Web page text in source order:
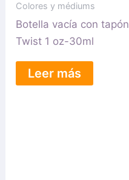
Colores y médiums
Botella vacía con tapón
Twist 1 oz-30ml
Leer más